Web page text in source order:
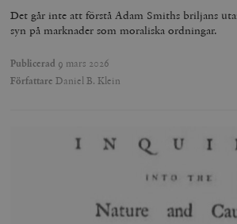
Det går inte att förstå Adam Smiths briljans
syn på marknader som moraliska ordningar.
Publicerad 9 mars 2026
Författare Daniel B. Klein